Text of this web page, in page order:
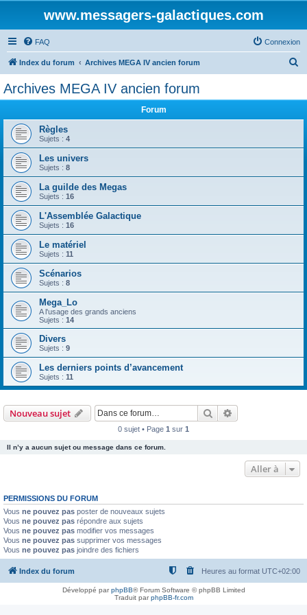
www.messagers-galactiques.com
FAQ Connexion
Index du forum Archives MEGA IV ancien forum
h
Archives MEGA IV ancien forum
Forum
Règles
Sujets : 4
Les univers
Sujets : 8
La guilde des Megas
Sujets : 16
L'Assemblée Galactique
Sujets : 16
Le matériel
Sujets : 11
Scénarios
Sujets : 8
Mega_Lo
A l'usage des grands anciens
Sujets : 14
Divers
Sujets : 9
Les derniers points d’avancement
Sujets : 11
Nouveau sujet Rechercher
0 sujet • Page 1 sur 1
Il n’y a aucun sujet ou message dans ce forum.
Aller à
PERMISSIONS DU FORUM
Vous ne pouvez pas poster de nouveaux sujets
Vous ne pouvez pas répondre aux sujets
Vous ne pouvez pas modifier vos messages
Vous ne pouvez pas supprimer vos messages
Vous ne pouvez pas joindre des fichiers
Index du forum Heures au format UTC+02:00
Développé parphpBB® Forum Software © phpBB Limited
Traduit parphpBB-fr.com